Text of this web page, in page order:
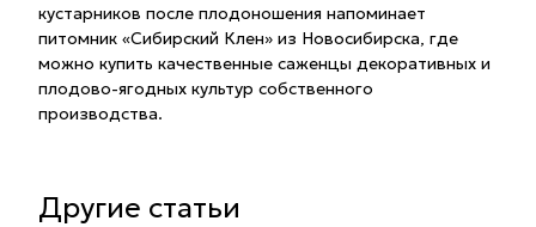
кустарников после плодоношения напоминает
питомник «Сибирский Клен» из Новосибирска, где
можно купить качественные саженцы декоративных и
плодово-ягодных культур собственного
производства.
Другие статьи